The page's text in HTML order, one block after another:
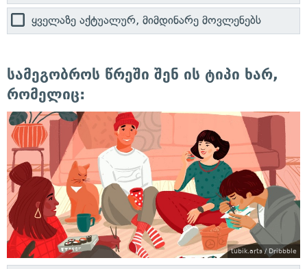
ყველაზე აქტუალურ, მიმდინარე მოვლენებს
სამეგობროს წრეში შენ ის ტიპი ხარ,
რომელიც:
tubik.arts / Dribbble